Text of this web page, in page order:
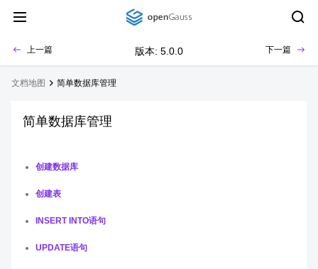
上一篇 版本: 5.0.0 下一篇
文档地图 简单数据库管理
简单数据库管理
创建数据库
创建表
INSERT INTO语句
UPDATE语句